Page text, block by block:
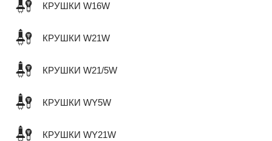
КРУШКИ W16W
КРУШКИ W21W
КРУШКИ W21/5W
КРУШКИ WY5W
КРУШКИ WY21W